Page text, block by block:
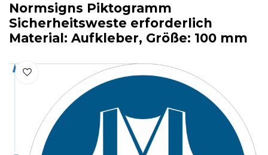
Normsigns Piktogramm
Sicherheitsweste erforderlich
Material: Aufkleber, Größe: 100 mm